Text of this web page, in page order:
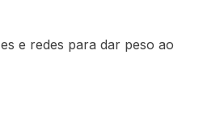
e redes para dar peso ao